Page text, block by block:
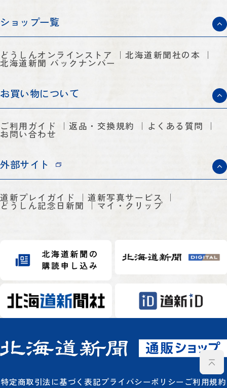
ショップ一覧
どうしんオンラインストア 北海道新聞社の本
北海道新聞 バックナンバー
お買い物について
ご利用ガイド 返品・交換規約 よくある質問
お問い合わせ
外部サイト
道新プレイガイド 道新写真サービス
どうしん記念日新聞 マイ・クリップ
特定商取引法に基づく表記プライバシーポリシー ご利用規約